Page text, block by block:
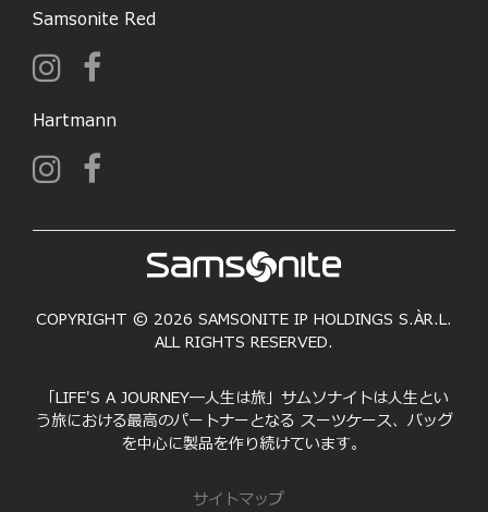
Samsonite Red
Hartmann
COPYRIGHT © 2026 SAMSONITE IP HOLDINGS S.ÀR.L.
ALL RIGHTS RESERVED.
「LIFE'S A JOURNEY―人生は旅」サムソナイトは人生とい
う旅における最高のパートナーとなる スーツケース、バッグ
を中心に製品を作り続けています。
サイトマップ